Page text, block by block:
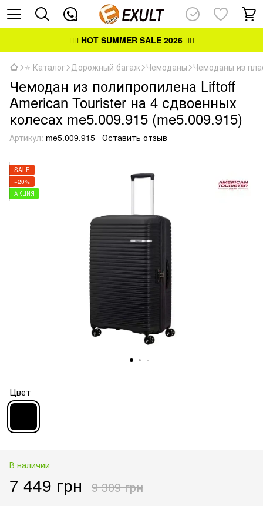
👉🏻 HOT SUMMER SALE 2026👈🏻
⭐ Каталог Дорожный багаж Чемоданы Чемоданы из
Чемодан из полипропилена Liftoff
American Tourister на 4 сдвоенных
колесах me5.009.915 (me5.009.915)
Артикул: me5.009.915 Оставить отзыв
SALE
−20%
АКЦИЯ
Цвет
В наличии
7 449 грн 9 309 грн